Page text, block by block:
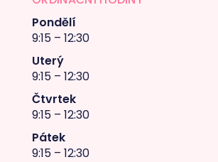
Pondělí
9:15 – 12:30
Uterý
9:15 – 12:30
Čtvrtek
9:15 – 12:30
Pátek
9:15 – 12:30